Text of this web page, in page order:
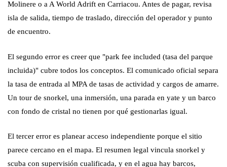
Molinere o a A World Adrift en Carriacou. Antes de pagar, revisa
isla de salida, tiempo de traslado, dirección del operador y punto
de encuentro.
El segundo error es creer que "park fee included (tasa del parque
incluida)" cubre todos los conceptos. El comunicado oficial separa
la tasa de entrada al MPA de tasas de actividad y cargos de amarre.
Un tour de snorkel, una inmersión, una parada en yate y un barco
con fondo de cristal no tienen por qué gestionarlas igual.
El tercer error es planear acceso independiente porque el sitio
parece cercano en el mapa. El resumen legal vincula snorkel y
scuba con supervisión cualificada, y en el agua hay barcos,